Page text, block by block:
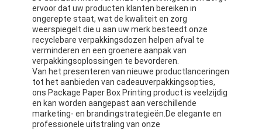
toonbank
Kleinschappen voor de winkel
Kleefkleefmerk
Gezichtsmasker Verpakkende Zak
Aanpassing van de brochure
ervoor dat uw producten klanten bereiken in
ongerepte staat, wat de kwaliteit en zorg
weerspiegelt die u aan uw merk besteedt.onze
recyclebare verpakkingsdozen helpen afval te
verminderen en een groenere aanpak van
verpakkingsoplossingen te bevorderen.
Van het presenteren van nieuwe productlanceringen
tot het aanbieden van cadeauverpakkingsopties,
ons Package Paper Box Printing product is veelzijdig
en kan worden aangepast aan verschillende
marketing- en brandingstrategieën.De elegante en
professionele uitstraling van onze